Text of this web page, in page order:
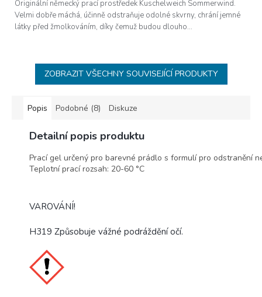
Originální německý prací prostředek Kuschelweich Sommerwind.
Velmi dobře máchá, účinně odstraňuje odolné skvrny, chrání jemné
látky před žmolkováním, díky čemuž budou dlouho...
ZOBRAZIT VŠECHNY SOUVISEJÍCÍ PRODUKTY
Popis Podobné (8) Diskuze
Detailní popis produktu
Prací gel určený pro barevné prádlo s formulí pro odstranění
Teplotní prací rozsah: 20-60 °C
VAROVÁNÍ!
H319 Způsobuje vážné podráždění očí.